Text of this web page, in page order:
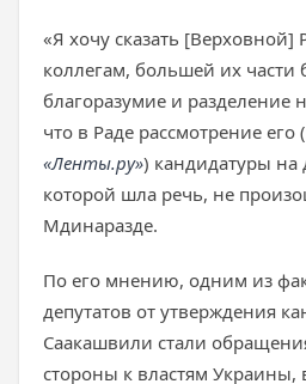
«Я хочу сказать
коллегам, большей их части
благоразумие и разделение
что в Раде рассмотрение
«Ленты.ру») кандидатуры на
которой шла речь, не
Мдинаразде.
По его мнению, одним из
депутатов от утверждения
Саакашвили стали
стороны к властям Украины,